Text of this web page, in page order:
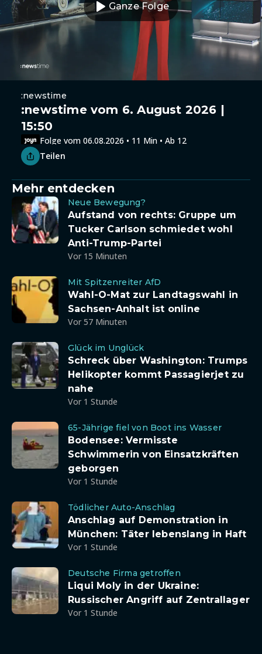
Ganze Folge
:newstime
:newstime vom 6. August 2026 |
15:50
Folge vom 06.08.2026 • 11 Min • Ab 12
Teilen
Mehr entdecken
Neue Bewegung?
Aufstand von rechts: Gruppe um
Tucker Carlson schmiedet wohl
Anti-Trump-Partei
Vor 15 Minuten
Mit Spitzenreiter AfD
Wahl-O-Mat zur Landtagswahl in
Sachsen-Anhalt ist online
Vor 57 Minuten
Glück im Unglück
Schreck über Washington: Trumps
Helikopter kommt Passagierjet zu
nahe
Vor 1 Stunde
65-Jährige fiel von Boot ins Wasser
Bodensee: Vermisste
Schwimmerin von Einsatzkräften
geborgen
Vor 1 Stunde
Tödlicher Auto-Anschlag
Anschlag auf Demonstration in
München: Täter lebenslang in Haft
Vor 1 Stunde
Deutsche Firma getroffen
Liqui Moly in der Ukraine:
Russischer Angriff auf Zentrallager
Vor 1 Stunde